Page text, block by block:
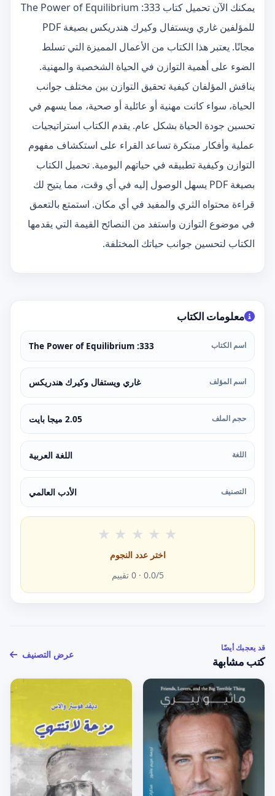
يمكنك الآن تحميل كتاب 333: The Power of Equilibrium
للمؤلفين غاري ويستفال وكيرك هندريكس بصيغة PDF
مجانًا. يعتبر هذا الكتاب من الأعمال المميزة التي تسلط
الضوء على أهمية التوازن في الحياة الشخصية والمهنية.
يناقش المؤلفان كيفية تحقيق التوازن بين مختلف جوانب
الحياة، سواء كانت مهنية أو عائلية أو صحية، مما يسهم في
تحسين جودة الحياة بشكل عام. يقدم الكتاب استراتيجيات
عملية وأفكار مبتكرة تساعد القراء على استكشاف مفهوم
التوازن وكيفية تطبيقه في حياتهم اليومية. تحميل الكتاب
بصيغة PDF يسهل الوصول إليه في أي وقت، مما يتيح لك
قراءة محتواه الثري والمفيد في أي مكان. استمتع بالتعمق
في موضوع التوازن واستفد من النصائح القيمة التي يقدمها
الكتاب لتحسين جوانب حياتك المختلفة.
معلومات الكتاب
اسم الكتاب 333: The Power of Equilibrium
اسم المؤلف غاري ويستفال وكيرك هندريكس
حجم الملف 2.05 ميجا بايت
اللغة اللغة العربية
التصنيف الأدب العالمي
★ ★ ★ ★ ★
اختر عدد النجوم
0.0/5 ·
0 تقييم
قد يعجبك أيضًا
كتب مشابهة
عرض التصنيف